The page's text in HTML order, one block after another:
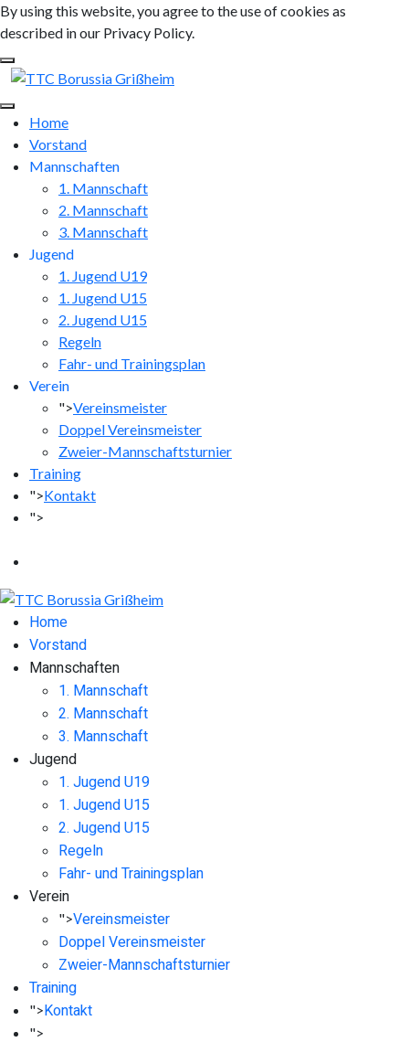
By using this website, you agree to the use of cookies as
described in our Privacy Policy.
Home
Vorstand
Mannschaften
1. Mannschaft
2. Mannschaft
3. Mannschaft
Jugend
1. Jugend U19
1. Jugend U15
2. Jugend U15
Regeln
Fahr- und Trainingsplan
Verein
">Vereinsmeister
Doppel Vereinsmeister
Zweier-Mannschaftsturnier
Training
">Kontakt
">
Home
Vorstand
Mannschaften
1. Mannschaft
2. Mannschaft
3. Mannschaft
Jugend
1. Jugend U19
1. Jugend U15
2. Jugend U15
Regeln
Fahr- und Trainingsplan
Verein
">Vereinsmeister
Doppel Vereinsmeister
Zweier-Mannschaftsturnier
Training
">Kontakt
">